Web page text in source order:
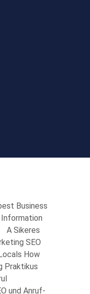
Business
A Sikeres
SEO
How
Praktikus
und Anruf-